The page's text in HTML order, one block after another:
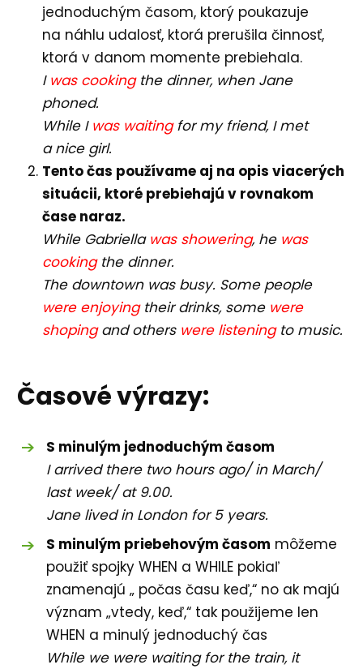
jednoduchým časom, ktorý poukazuje
na náhlu udalosť, ktorá prerušila činnosť,
ktorá v danom momente prebiehala.
I was cookingthe dinner, when Jane
phoned.
While I was waitingfor my friend, I met
a nice girl.
Tento čas používame aj na opis viacerých
situácii, ktoré prebiehajú v rovnakom
čase naraz.
While Gabriella was showering, he was
cookingthe dinner.
The downtown was busy. Some people
were enjoyingtheir drinks, some were
shopingand others were listeningto music.
Časové výrazy:
S minulým jednoduchým časom
I arrived there two hours ago/ in March/
last week/ at 9.00.
Jane lived in London for 5 years.
S minulým priebehovým časom môžeme
použiť spojky WHEN a WHILE pokiaľ
znamenajú „ počas času keď,“ no ak majú
význam „vtedy, keď,“ tak použijeme len
WHEN a minulý jednoduchý čas
While we were waiting for the train, it